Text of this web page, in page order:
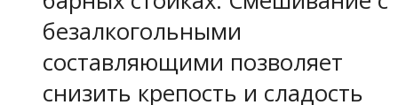
безалкогольными
составляющими позволяет
снизить крепость и сладость